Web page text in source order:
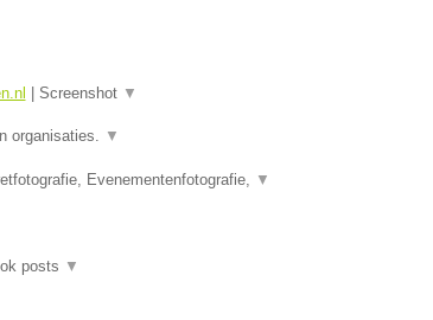
Screenshot ▼
organisaties. ▼
Evenementenfotografie, ▼
posts ▼